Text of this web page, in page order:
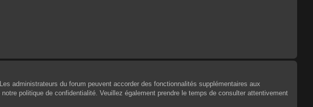
administrateurs du forum peuvent accorder des fonctionnalités supplémentaires aux
politique de confidentialité. Veuillez également prendre le temps de consulter attentivement